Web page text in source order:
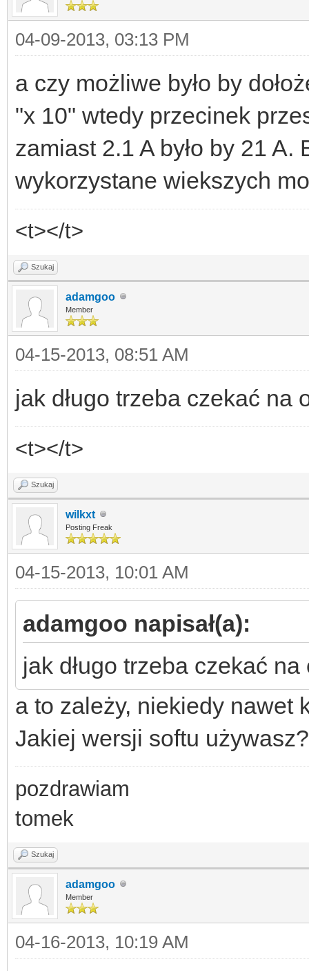
04-09-2013, 03:13 PM
a czy możliwe było by
"x 10" wtedy przecinek
zamiast 2.1 A było by 21 A.
wykorzystane wiekszych
<t></t>
Szukaj
adamgoo
Member
04-15-2013, 08:51 AM
jak długo trzeba czekać na
<t></t>
Szukaj
wilkxt
Posting Freak
04-15-2013, 10:01 AM
adamgoo napisał(a):
jak długo trzeba czekać
a to zależy, niekiedy nawet
Jakiej wersji softu używasz?
pozdrawiam
tomek
Szukaj
adamgoo
Member
04-16-2013, 10:19 AM